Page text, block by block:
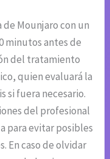
Mounjaro con un
minutos antes de
del tratamiento
quien evaluará la
si fuera necesario.
del profesional
para evitar posibles
En caso de olvidar